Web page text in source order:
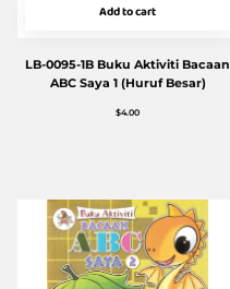
Add to cart
LB-0095-1B Buku Aktiviti Bacaan
ABC Saya 1 (Huruf Besar)
$4.00